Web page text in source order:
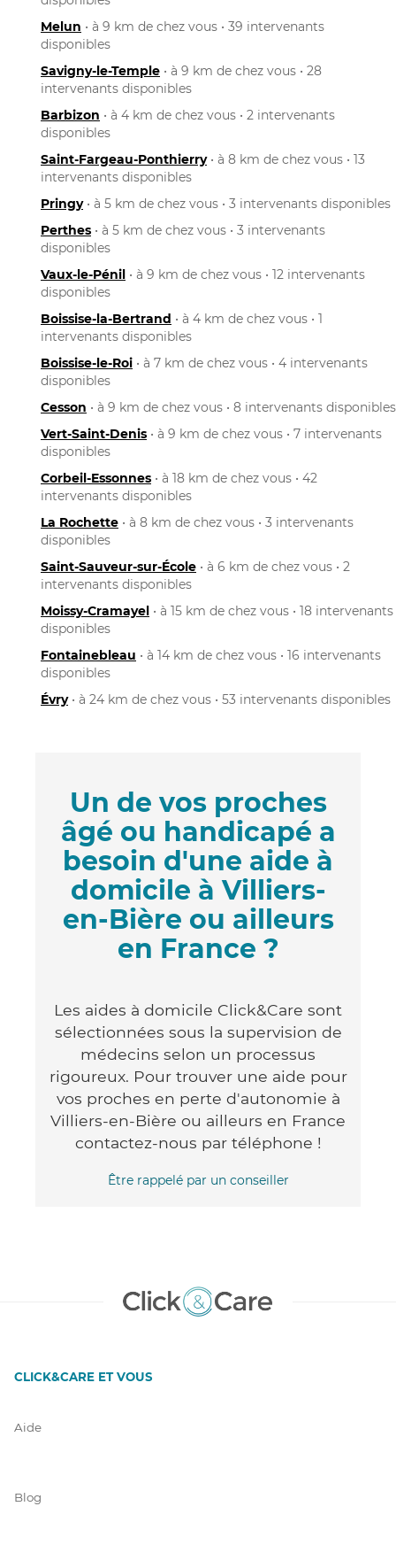
Melun • à 9 km de chez vous • 39 intervenants
disponibles
Savigny-le-Temple • à 9 km de chez vous • 28
intervenants disponibles
Barbizon • à 4 km de chez vous • 2 intervenants
disponibles
Saint-Fargeau-Ponthierry• à 8 km de chez vous • 13
intervenants disponibles
Pringy• à 5 km de chez vous • 3 intervenants disponibles
Perthes • à 5 km de chez vous • 3 intervenants
disponibles
Vaux-le-Pénil • à 9 km de chez vous • 12 intervenants
disponibles
Boissise-la-Bertrand • à 4 km de chez vous • 1
intervenants disponibles
Boissise-le-Roi • à 7 km de chez vous • 4 intervenants
disponibles
Cesson • à 9 km de chez vous • 8 intervenants disponibles
Vert-Saint-Denis • à 9 km de chez vous • 7 intervenants
disponibles
Corbeil-Essonnes • à 18 km de chez vous • 42
intervenants disponibles
La Rochette • à 8 km de chez vous • 3 intervenants
disponibles
Saint-Sauveur-sur-École • à 6 km de chez vous • 2
intervenants disponibles
Moissy-Cramayel • à 15 km de chez vous • 18 intervenants
disponibles
Fontainebleau • à 14 km de chez vous • 16 intervenants
disponibles
Évry• à 24 km de chez vous • 53 intervenants disponibles
Un de vos proches
âgé ou handicapé a
besoin d'une aide à
domicile à Villiers-
en-Bière ou ailleurs
en France ?
Les aides à domicile Click&Care sont
sélectionnées sous la supervision de
médecins selon un processus
rigoureux. Pour trouver une aide pour
vos proches en perte d'autonomie à
Villiers-en-Bière ou ailleurs en France
contactez-nous par téléphone !
Être rappelé par un conseiller
CLICK&CARE ET VOUS
Aide
Blog